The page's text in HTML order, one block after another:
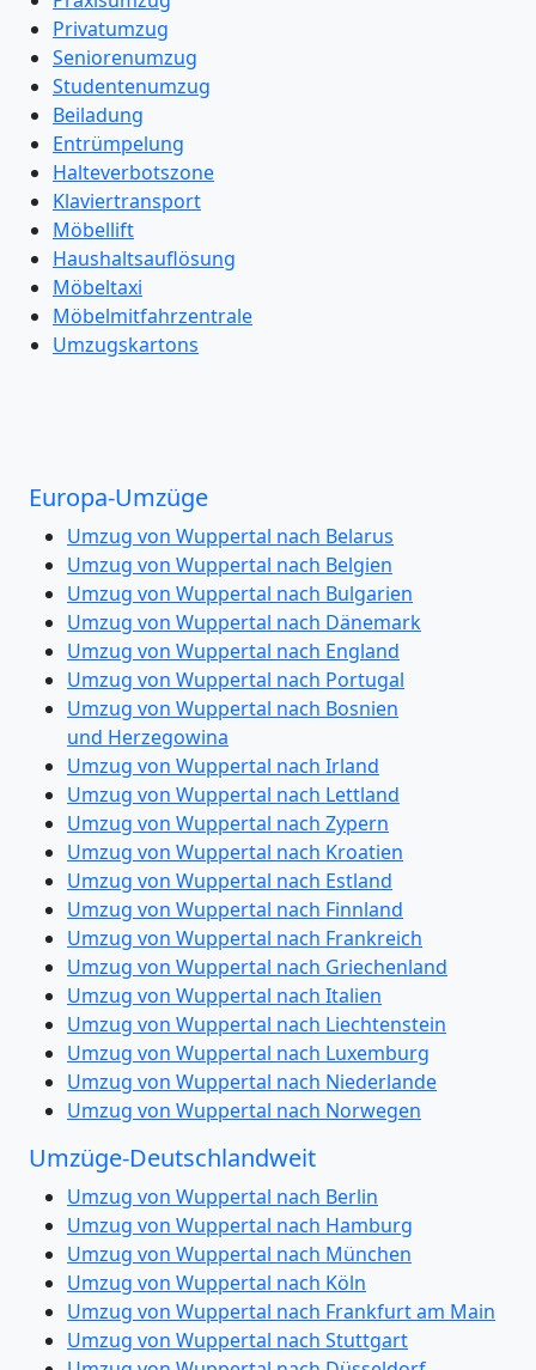
Privatumzug
Seniorenumzug
Studentenumzug
Beiladung
Entrümpelung
Halteverbotszone
Klaviertransport
Möbellift
Haushaltsauflösung
Möbeltaxi
Möbelmitfahrzentrale
Umzugskartons
Europa-Umzüge
Umzug von Wuppertal nach Belarus
Umzug von Wuppertal nach Belgien
Umzug von Wuppertal nach Bulgarien
Umzug von Wuppertal nach Dänemark
Umzug von Wuppertal nach England
Umzug von Wuppertal nach Portugal
Umzug von Wuppertal nach Bosnien
und Herzegowina
Umzug von Wuppertal nach Irland
Umzug von Wuppertal nach Lettland
Umzug von Wuppertal nach Zypern
Umzug von Wuppertal nach Kroatien
Umzug von Wuppertal nach Estland
Umzug von Wuppertal nach Finnland
Umzug von Wuppertal nach Frankreich
Umzug von Wuppertal nach Griechenland
Umzug von Wuppertal nach Italien
Umzug von Wuppertal nach Liechtenstein
Umzug von Wuppertal nach Luxemburg
Umzug von Wuppertal nach Niederlande
Umzug von Wuppertal nach Norwegen
Umzüge-Deutschlandweit
Umzug von Wuppertal nach Berlin
Umzug von Wuppertal nach Hamburg
Umzug von Wuppertal nach München
Umzug von Wuppertal nach Köln
Umzug von Wuppertal nach Frankfurt am Main
Umzug von Wuppertal nach Stuttgart